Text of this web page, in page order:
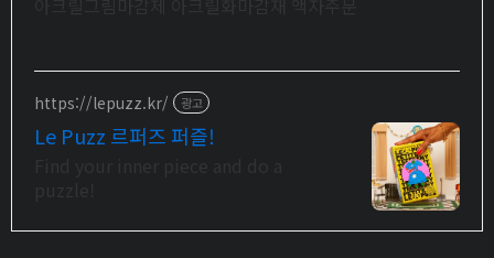
https://lepuzz.kr/ 광고
Le Puzz 르퍼즈 퍼즐!